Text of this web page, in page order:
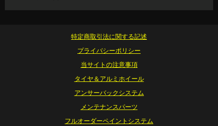
特定商取引法に関する記述
プライバシーポリシー
当サイトの注意事項
タイヤ＆アルミホイール
アンサーバックシステム
メンテナンスパーツ
フルオーダーペイントシステム